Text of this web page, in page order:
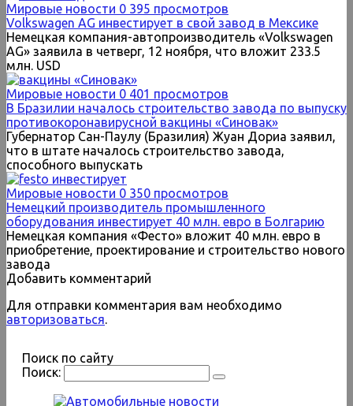
Мировые новости 0 395 просмотров
Volkswagen AG инвестирует в свой завод в Мексике
Немецкая компания-автопроизводитель «Volkswagen
AG» заявила в четверг, 12 ноября, что вложит 233.5
млн. USD
Мировые новости 0 401 просмотров
В Бразилии началось строительство завода по выпуску
противокоронавирусной вакцины «Синовак»
Губернатор Сан-Паулу (Бразилия) Жуан Дориа заявил,
что в штате началось строительство завода,
способного выпускать
Мировые новости 0 350 просмотров
Немецкий производитель промышленного
оборудования инвестирует 40 млн. евро в Болгарию
Немецкая компания «Фесто» вложит 40 млн. евро в
приобретение, проектирование и строительство нового
завода
Добавить комментарий
Для отправки комментария вам необходимо
авторизоваться.
Поиск по сайту
Поиск: